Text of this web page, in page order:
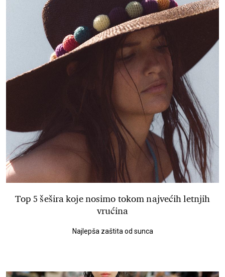
Top 5 šešira koje nosimo tokom najvećih letnjih
vrućina
Najlepša zaštita od sunca